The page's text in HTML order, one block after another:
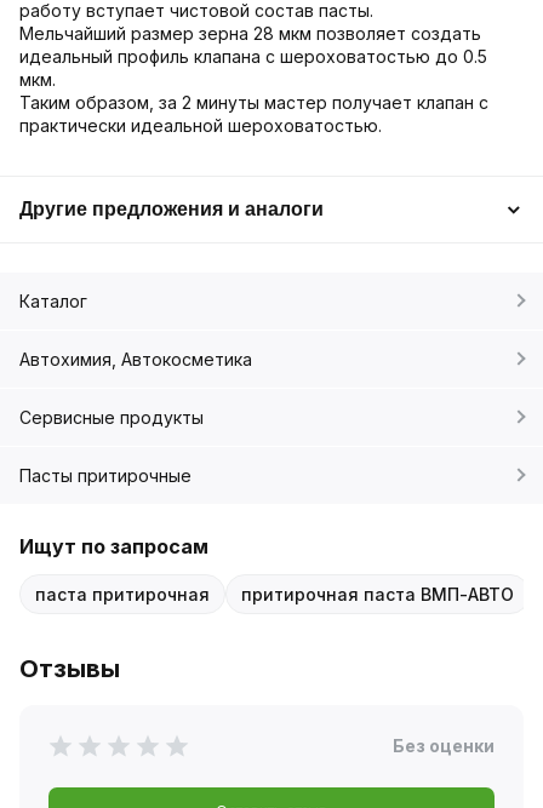
работу вступает чистовой состав пасты.
Мельчайший размер зерна 28 мкм позволяет создать
идеальный профиль клапана с шероховатостью до 0.5
мкм.
Таким образом, за 2 минуты мастер получает клапан с
практически идеальной шероховатостью.
Другие предложения и аналоги
Каталог
Автохимия, Автокосметика
Сервисные продукты
Пасты притирочные
Ищут по запросам
паста притирочная притирочная паста ВМП-АВТО
Отзывы
Без оценки